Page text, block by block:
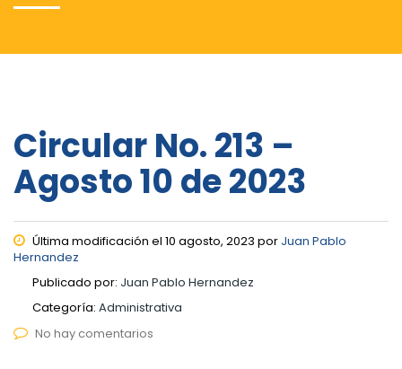
Circular No. 213 –
Agosto 10 de 2023
Última modificación el 10 agosto, 2023 por Juan Pablo
Hernandez
Publicado por: Juan Pablo Hernandez
Categoría: Administrativa
No hay comentarios